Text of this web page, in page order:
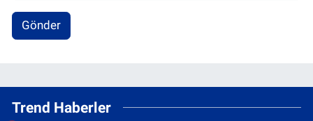
Gönder
Trend Haberler